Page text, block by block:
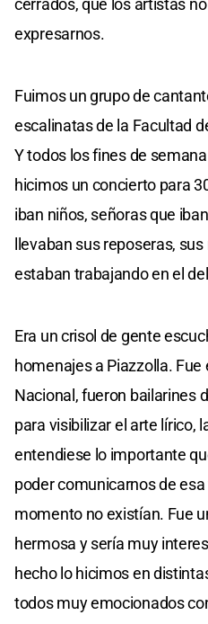
expresarnos.
Fuimos un grupo de
escalinatas de la Facultad
Y todos los fines de
hicimos un concierto para
iban niños, señoras que
llevaban sus reposeras,
estaban trabajando en el
Era un crisol de gente
homenajes a Piazzolla. Fue
Nacional, fueron bailarines
para visibilizar el arte lírico,
entendiese lo importante
poder comunicarnos de
momento no existían. Fue
hermosa y sería muy
hecho lo hicimos en
todos muy emocionados